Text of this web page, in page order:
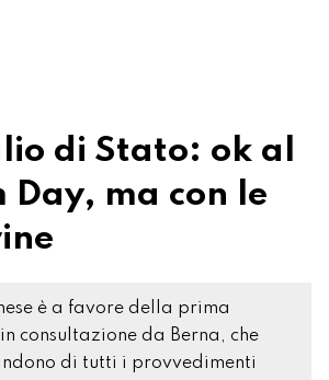
di Stato: ok al
Day, ma con le
è a favore della prima
consultazione da Berna, che
di tutti i provvedimenti